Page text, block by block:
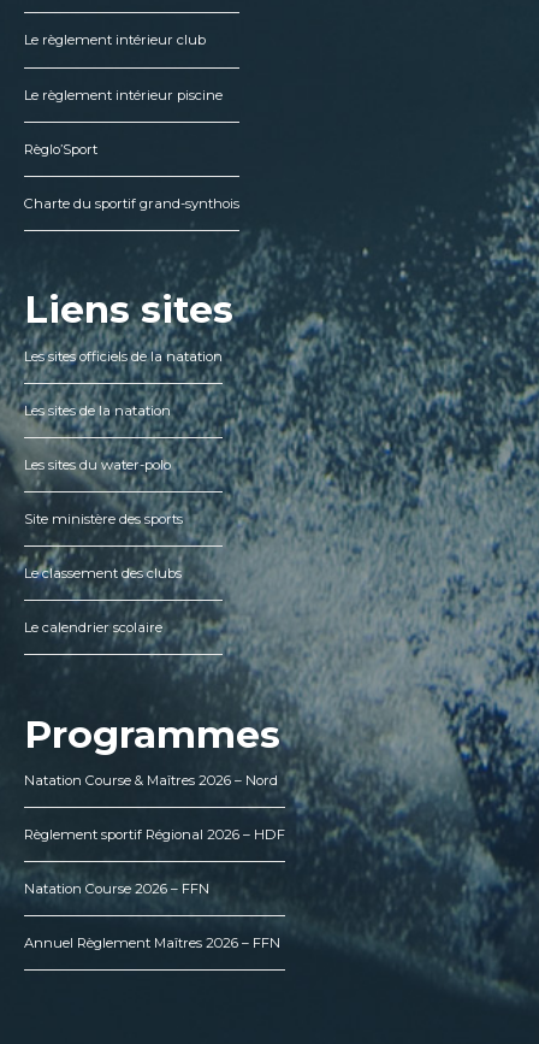
Le règlement intérieur club
Le règlement intérieur piscine
Règlo’Sport
Charte du sportif grand-synthois
Liens sites
Les sites officiels de la natation
Les sites de la natation
Les sites du water-polo
Site ministère des sports
Le classement des clubs
Le calendrier scolaire
Programmes
Natation Course & Maîtres 2026 – Nord
Règlement sportif Régional 2026 – HDF
Natation Course 2026 – FFN
Annuel Règlement Maîtres 2026 – FFN